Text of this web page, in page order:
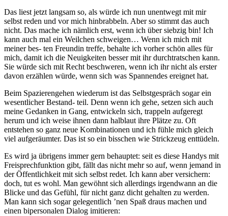
Das liest jetzt langsam so, als würde ich nun unentwegt mit mir
selbst reden und vor mich hinbrabbeln. Aber so stimmt das auch
nicht. Das mache ich nämlich erst, wenn ich über siebzig bin! Ich
kann auch mal ein Weilchen schweigen… Wenn ich mich mit
meiner bes- ten Freundin treffe, behalte ich vorher schön alles für
mich, damit ich die Neuigkeiten besser mit ihr durchtratschen kann.
Sie würde sich mit Recht beschweren, wenn ich ihr nicht als erster
davon erzählen würde, wenn sich was Spannendes ereignet hat.
Beim Spazierengehen wiederum ist das Selbstgespräch sogar ein
wesentlicher Bestand- teil. Denn wenn ich gehe, setzen sich auch
meine Gedanken in Gang, entwickeln sich, trappeln aufgeregt
herum und ich weise ihnen dann halblaut ihre Plätze zu. Oft
entstehen so ganz neue Kombinationen und ich fühle mich gleich
viel aufgeräumter. Das ist so ein bisschen wie Strickzeug enttüdeln.
Es wird ja übrigens immer gern behauptet: seit es diese Handys mit
Freisprechfunktion gibt, fällt das nicht mehr so auf, wenn jemand in
der Öffentlichkeit mit sich selbst redet. Ich kann aber versichern:
doch, tut es wohl. Man gewöhnt sich allerdings irgendwann an die
Blicke und das Gefühl, für nicht ganz dicht gehalten zu werden.
Man kann sich sogar gelegentlich ’nen Spaß draus machen und
einen bipersonalen Dialog imitieren: